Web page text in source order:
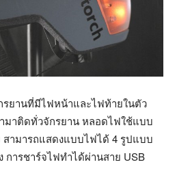
ยานที่มีไฟหน้าและไฟท้ายในตัว
าติดทั่วจักรยาน หลอดไฟใช้แบบ
ามารถแสดงแบบไฟได้ 4 รูปแบบ
การชาร์จไฟทำได้ผ่านสาย USB